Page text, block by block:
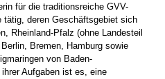
für die traditionsreiche GVV-
tätig, deren Geschäftsgebiet sich
Rheinland-Pfalz (ohne Landesteil
Bremen, Hamburg sowie
von Baden-
Aufgaben ist es, eine